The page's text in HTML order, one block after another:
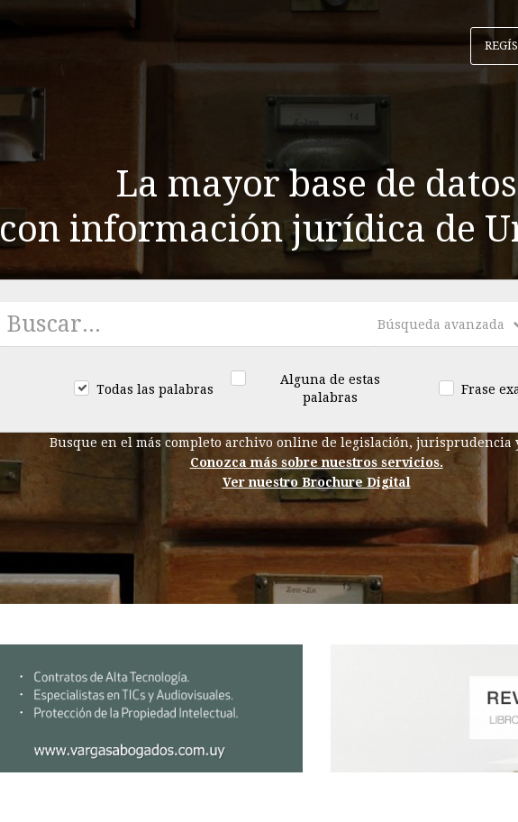
La mayor base de datos
con información jurídica de
Todas las palabras
Alguna de estas
palabras
Frase
Búsqueda avanzada
Busque en el más completo archivo online de legislación, jurisprudencia
Conozca más sobre nuestros servicios.
Ver nuestro Brochure Digital